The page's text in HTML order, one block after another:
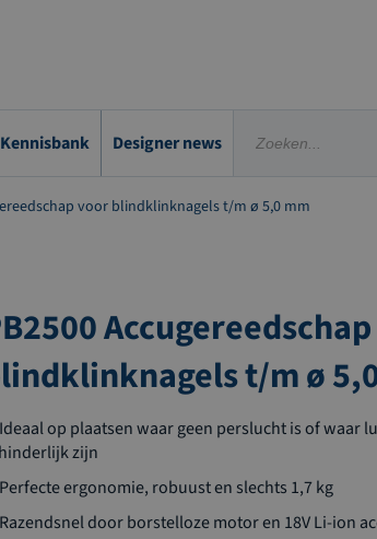
Kennisbank Designer news
voor blindklinknagels t/m ø 5,0 mm
t/m ø
Ideaal op plaatsen waar geen perslucht is of waar
hinderlijk zijn
Perfecte ergonomie, robuust en slechts 1,7 kg
Razendsnel door borstelloze motor en 18V Li-ion